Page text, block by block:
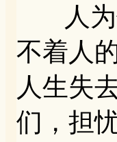
人为
不着人
人生失
们，担